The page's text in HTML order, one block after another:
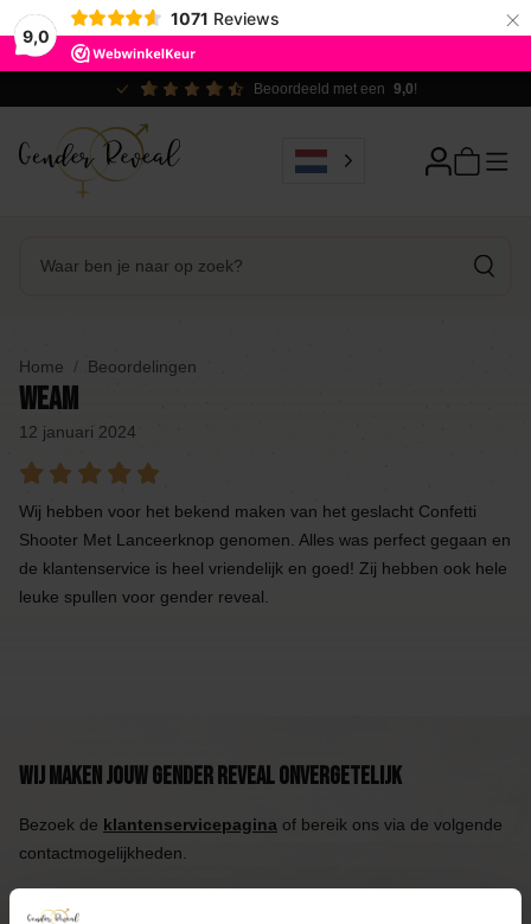
9,0
1071 Reviews ×
Beoordeeld met een 9,0!
Home Beoordelingen
Weam
12 januari 2024
Wij hebben voor het bekend maken van het geslacht Confetti
Shooter Met Lanceerknop genomen. Alles was perfect gegaan en
de klantenservice is heel vriendelijk en goed! Zij hebben ook hele
leuke spullen voor gender reveal.
Wij maken jouw Gender Reveal onvergetelijk
Bezoek de klantenservicepagina of bereik ons via de volgende
contactmogelijkheden.